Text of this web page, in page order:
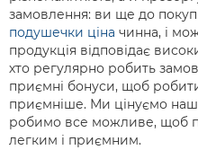
замовлення: ви ще до
подушечки ціна чинна, і
продукція відповідає
хто регулярно робить
приємні бонуси, щоб
приємніше. Ми цінуємо
робимо все можливе, щоб
легким і приємним.